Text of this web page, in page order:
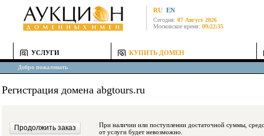
RU EN
Сегодня: 07 Август 2026
Московское время: 09:22:35
УСЛУГИ КУПИТЬ ДОМЕН
Добро пожаловать
Регистрация домена abgtours.ru
При наличии или поступлении достаточной суммы, средства будут
от услуги будет невозможно.